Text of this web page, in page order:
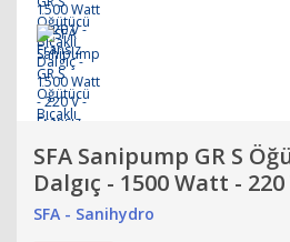
SFA Sanipump GR S
Dalgıç - 1500 Watt - 220
SFA - Sanihydro